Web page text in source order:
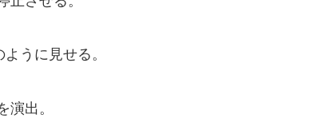
うに見せる。
演出。